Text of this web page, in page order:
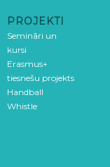
PROJEKTI
Semināri un
kursi
Erasmus+
tiesnešu projekts
Handball
Whistle